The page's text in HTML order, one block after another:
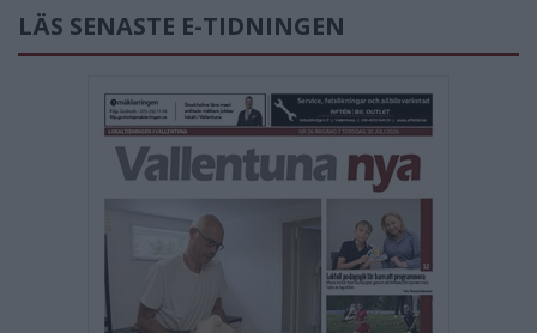
LÄS SENASTE E-TIDNINGEN